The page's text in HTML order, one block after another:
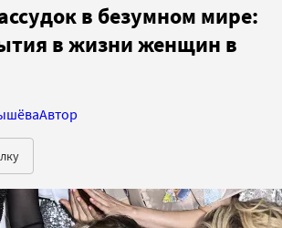
в безумном мире:
в жизни женщин в
Автор